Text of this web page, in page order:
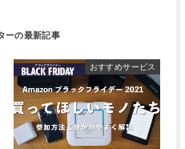
おすすめサービス